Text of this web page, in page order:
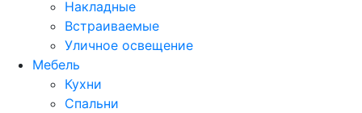
Накладные
Встраиваемые
Уличное освещение
Мебель
Кухни
Спальни